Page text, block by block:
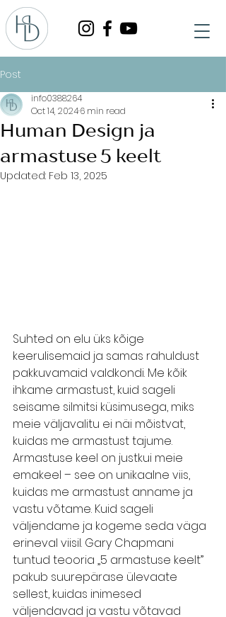
Post
Human Design ja
armastuse 5 keelt
info0388264
Oct 14, 20246 min read
Updated: Feb 13, 2025
Suhted on elu üks kõige
keerulisemaid ja samas rahuldust
pakkuvamaid valdkondi. Me kõik
ihkame armastust, kuid sageli
seisame silmitsi küsimusega, miks
meie väljavalitu ei näi mõistvat,
kuidas me armastust tajume.
Armastuse keel on justkui meie
emakeel – see on unikaalne viis,
kuidas me armastust anname ja
vastu võtame. Kuid sageli
väljendame ja kogeme seda väga
erineval viisil. Gary Chapmani
tuntud teooria „5 armastuse keelt”
pakub suurepärase ülevaate
sellest, kuidas inimesed
väljendavad ja vastu võtavad